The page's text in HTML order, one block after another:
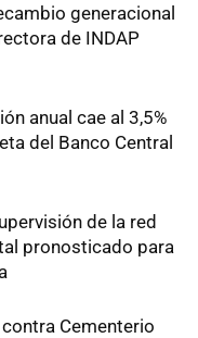
generacional
de INDAP
anual cae al 3,5%
del Banco Central
de la red
pronosticado para
Cementerio